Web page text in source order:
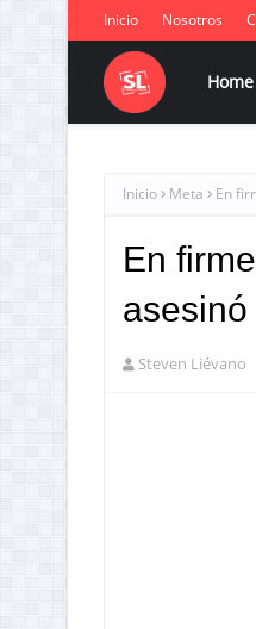
Inicio Nosotros
Home
Inicio Meta En
En
Steven Liévano